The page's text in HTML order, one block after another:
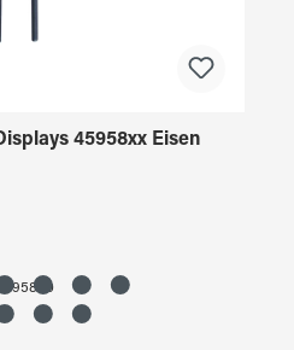
45958xx Eisen